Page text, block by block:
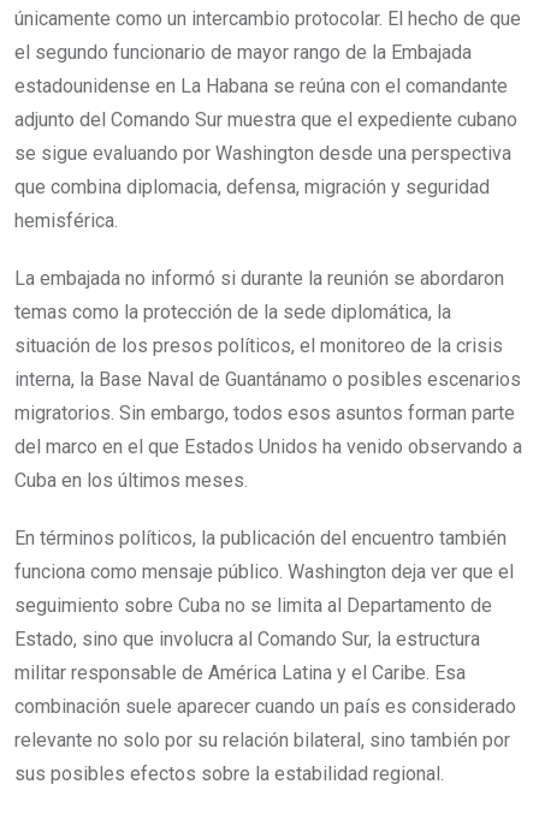
únicamente como un intercambio protocolar. El hecho de que
el segundo funcionario de mayor rango de la Embajada
estadounidense en La Habana se reúna con el comandante
adjunto del Comando Sur muestra que el expediente cubano
se sigue evaluando por Washington desde una perspectiva
que combina diplomacia, defensa, migración y seguridad
hemisférica.
La embajada no informó si durante la reunión se abordaron
temas como la protección de la sede diplomática, la
situación de los presos políticos, el monitoreo de la crisis
interna, la Base Naval de Guantánamo o posibles escenarios
migratorios. Sin embargo, todos esos asuntos forman parte
del marco en el que Estados Unidos ha venido observando a
Cuba en los últimos meses.
En términos políticos, la publicación del encuentro también
funciona como mensaje público. Washington deja ver que el
seguimiento sobre Cuba no se limita al Departamento de
Estado, sino que involucra al Comando Sur, la estructura
militar responsable de América Latina y el Caribe. Esa
combinación suele aparecer cuando un país es considerado
relevante no solo por su relación bilateral, sino también por
sus posibles efectos sobre la estabilidad regional.